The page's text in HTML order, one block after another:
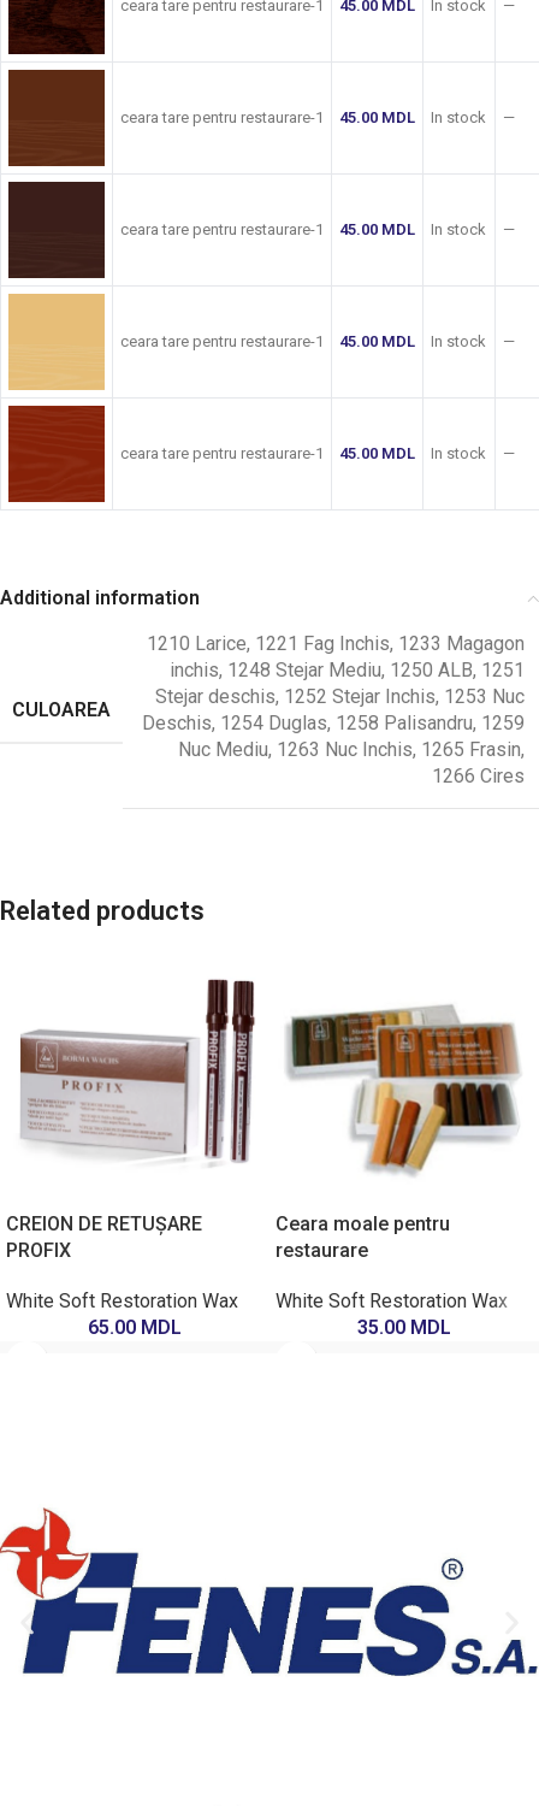
ceara tare pentru restaurare-1 45.00 MDL In stock —
ceara tare pentru restaurare-1 45.00 MDL In stock —
ceara tare pentru restaurare-1 45.00 MDL In stock —
ceara tare pentru restaurare-1 45.00 MDL In stock —
ceara tare pentru restaurare-1 45.00 MDL In stock —
Additional information
CULOAREA
1210 Larice, 1221 Fag Inchis, 1233 Magagon
inchis, 1248 Stejar Mediu, 1250 ALB, 1251
Stejar deschis, 1252 Stejar Inchis, 1253 Nuc
Deschis, 1254 Duglas, 1258 Palisandru, 1259
Nuc Mediu, 1263 Nuc Inchis, 1265 Frasin,
1266 Cires
Related products
CREION DE RETUȘARE
PROFIX
White Soft Restoration Wax
65.00 MDL
Ceara moale pentru
restaurare
White Soft Restoration Wax
35.00 MDL